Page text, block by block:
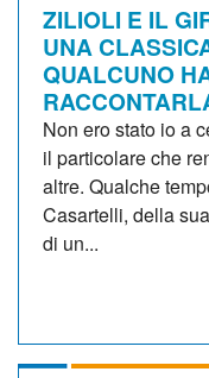
ZILIOLI E IL
UNA
QUALCUNO
Non ero stato io a
il particolare che
altre. Qualche
Casartelli, della
di un...